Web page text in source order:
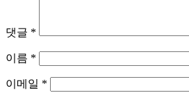
댓글 *
이름 *
이메일 *